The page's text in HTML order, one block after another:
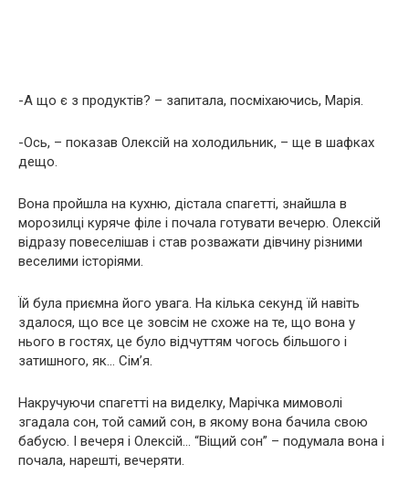
-А що є з продуктів? – запитала, посміхаючись, Марія.
-Ось, – показав Олексій на холодильник, – ще в шафках
дещо.
Вона пройшла на кухню, дістала спагетті, знайшла в
морозилці куряче філе і почала готувати вечерю. Олексій
відразу повеселішав і став розважати дівчину різними
веселими історіями.
Їй була приємна його увага. На кілька секунд їй навіть
здалося, що все це зовсім не схоже на те, що вона у
нього в гостях, це було відчуттям чогось більшого і
затишного, як… Сім’я.
Накручуючи спагетті на виделку, Марічка мимоволі
згадала сон, той самий сон, в якому вона бачила свою
бабусю. І вечеря і Олексій… “Віщий сон” – подумала вона і
почала, нарешті, вечеряти.